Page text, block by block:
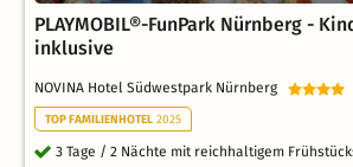
PLAYMOBIL®-FunPark Nürnberg -
inklusive
NOVINA Hotel Südwestpark Nürnberg
TOP FAMILIENHOTEL 2025
3 Tage / 2 Nächte mit reichhaltigem